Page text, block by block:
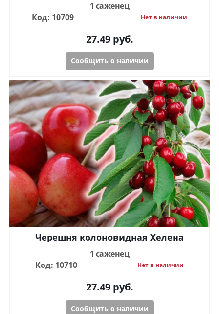
1 саженец
Код: 10709
Нет в наличии
27.49руб.
Сообщить о наличии
Черешня колоновидная Хелена
1 саженец
Код: 10710
Нет в наличии
27.49руб.
Сообщить о наличии